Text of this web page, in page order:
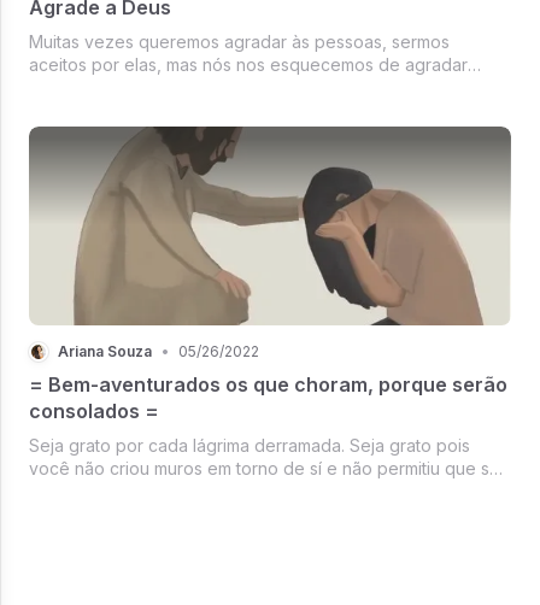
Agrade a Deus
Muitas vezes queremos agradar às pessoas, sermos
aceitos por elas, mas nós nos esquecemos de agradar
verdade e nos trouxe propósi...
Ariana Souza • 05/26/2022
= Bem-aventurados os que choram, porque serão
consolados =
Seja grato por cada lágrima derramada. Seja grato pois
você não criou muros em torno de sí e não permitiu que seu